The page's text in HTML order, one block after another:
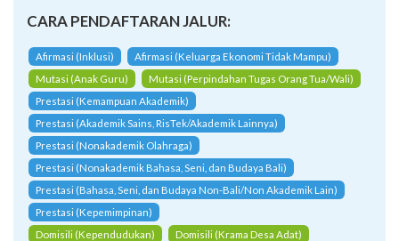
CARA PENDAFTARAN JALUR:
Afirmasi (Inklusi)
Afirmasi (Keluarga Ekonomi Tidak Mampu)
Mutasi (Anak Guru)
Mutasi (Perpindahan Tugas Orang Tua/Wali)
Prestasi (Kemampuan Akademik)
Prestasi (Akademik Sains, RisTek/Akademik Lainnya)
Prestasi (Nonakademik Olahraga)
Prestasi (Nonakademik Bahasa, Seni, dan Budaya Bali)
Prestasi (Bahasa, Seni, dan Budaya Non-Bali/Non Akademik Lain)
Prestasi (Kepemimpinan)
Domisili (Kependudukan)
Domisili (Krama Desa Adat)